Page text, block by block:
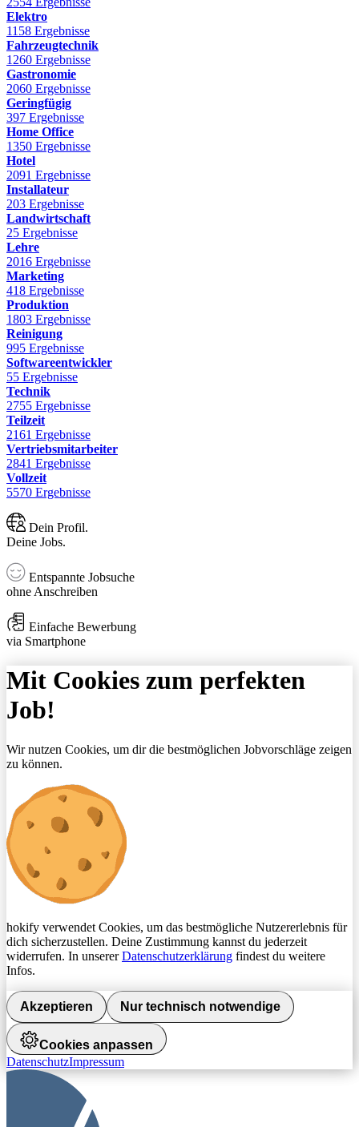
Elektro
1158 Ergebnisse
Fahrzeugtechnik
1260 Ergebnisse
Gastronomie
2060 Ergebnisse
Geringfügig
397 Ergebnisse
Home Office
1350 Ergebnisse
Hotel
2091 Ergebnisse
Installateur
203 Ergebnisse
Landwirtschaft
25 Ergebnisse
Lehre
2016 Ergebnisse
Marketing
418 Ergebnisse
Produktion
1803 Ergebnisse
Reinigung
995 Ergebnisse
Softwareentwickler
55 Ergebnisse
Technik
2755 Ergebnisse
Teilzeit
2161 Ergebnisse
Vertriebsmitarbeiter
2841 Ergebnisse
Vollzeit
5570 Ergebnisse
Dein Profil.
Deine Jobs.
Entspannte Jobsuche
ohne Anschreiben
Einfache Bewerbung
via Smartphone
Mit Cookies zum perfekten
Job!
Wir nutzen Cookies, um dir die bestmöglichen Jobvorschläge zeigen
zu können.
hokify verwendet Cookies, um das bestmögliche Nutzererlebnis für
dich sicherzustellen. Deine Zustimmung kannst du jederzeit
widerrufen. In unsererDatenschutzerklärung findest du weitere
Infos.
Akzeptieren Nur technisch notwendige
Cookies anpassen
DatenschutzImpressum